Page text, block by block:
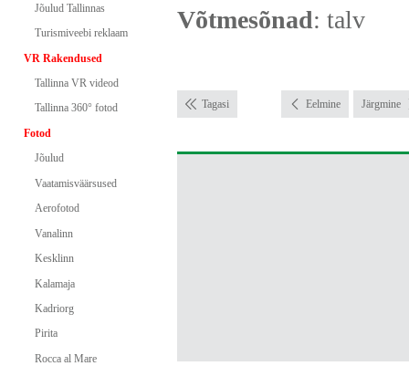
Jõulud Tallinnas
Turismiveebi reklaam
VR Rakendused
Tallinna VR videod
Tallinna 360° fotod
Fotod
Jõulud
Vaatamisväärsused
Aerofotod
Vanalinn
Kesklinn
Kalamaja
Kadriorg
Pirita
Rocca al Mare
Võtmesõnad: talv
Tagasi Eelmine Järgmine